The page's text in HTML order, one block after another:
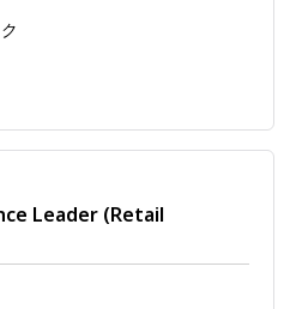
Leader (Retail